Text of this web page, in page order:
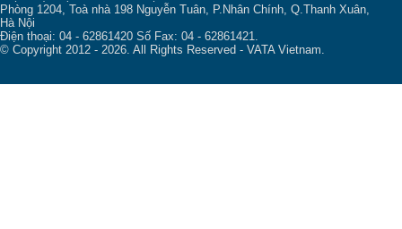
Phòng 1204, Toà nhà 198 Nguyễn Tuân, P.Nhân Chính, Q.Thanh Xuân,
Hà Nội
Điện thoại: 04 - 62861420 Số Fax: 04 - 62861421.
© Copyright 2012 - 2026. All Rights Reserved - VATA Vietnam.